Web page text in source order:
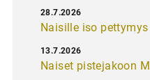
Naisille iso
28.7.2026
Naiset pistejakoon
13.7.2026